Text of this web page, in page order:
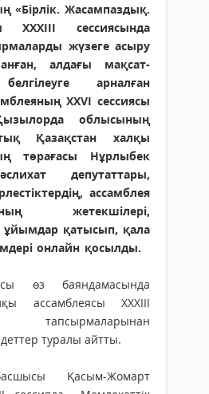
«Бірлік. Жасампаздық.
сессиясында
жүзеге асыру
алдағы мақсат-
арналған
XXVІ сессиясы
облысының
Қазақстан халқы
төрағасы Нұрлыбек
депутаттары,
ассамблея
жетекшілері,
ұйымдар қатысып, қала
онлайн қосылды.
өз баяндамасында
ассамблеясы XXХІІІ
тапсырмаларынан
туралы айтты.
Қасым-Жомарт